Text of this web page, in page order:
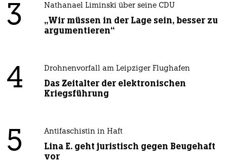
3 Nathanael Liminski über seine CDU
„Wir müssen in der Lage sein, besser zu
argumentieren“
4 Drohnenvorfall am Leipziger Flughafen
Das Zeitalter der elektronischen
Kriegsführung
5 Antifaschistin in Haft
Lina E. geht juristisch gegen Beugehaft
vor